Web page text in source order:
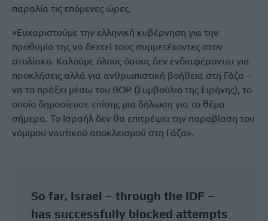
παραλία τις επόμενες ώρες.
»Ευχαριστούμε την ελληνική κυβέρνηση για την
προθυμία της να δεχτεί τους συμμετέχοντες στον
στολίσκο. Καλούμε όλους όσους δεν ενδιαφέρονται για
προκλήσεις αλλά για ανθρωπιστική βοήθεια στη Γάζα –
να το πράξει μέσω του BOP (Συμβούλιο της Ειρήνης), το
οποίο δημοσίευσε επίσης μια δήλωση για το θέμα
σήμερα. Το Ισραήλ δεν θα επιτρέψει την παραβίαση του
νόμιμου ναυτικού αποκλεισμού στη Γάζα».
So far, Israel – through the IDF –
has successfully blocked attempts